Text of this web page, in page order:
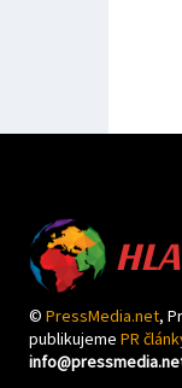
© PressMedia.net,
publikujeme PR